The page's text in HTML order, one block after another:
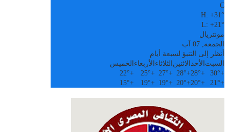
C
H:+31°
L:+21°
مونتريال
الجمعة, 07 آب
أنظر إلى التنبؤ لسبعة أيام
السبت الأحدالاثنين الثلاثاء الأربعاء الخميس
+
30°
+
28°
+
28°
+
27°
+
25°
+
22°
+
21°
+
20°
+
20°
+
19°
+
19°
+
15°